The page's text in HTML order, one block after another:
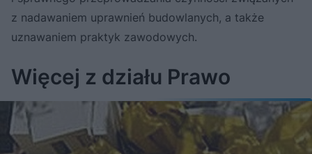
z nadawaniem uprawnień budowlanych, a także
uznawaniem praktyk zawodowych.
Więcej z działu Prawo